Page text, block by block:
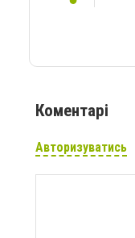
Коментарі
Авторизуватись